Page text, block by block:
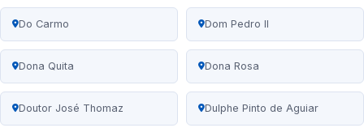
Do Carmo Dom Pedro II
Dona Quita Dona Rosa
Doutor José Thomaz Dulphe Pinto de Aguiar